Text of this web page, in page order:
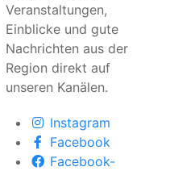
Veranstaltungen,
Einblicke und gute
Nachrichten aus der
Region direkt auf
unseren Kanälen.
Instagram
Facebook
Facebook-